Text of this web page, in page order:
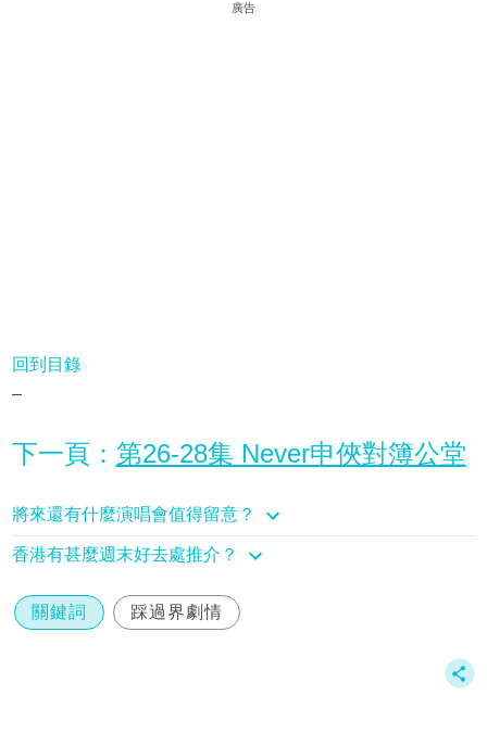
廣告
回到目錄
–
下一頁： 第26-28集 Never申俠對簿公堂
將來還有什麼演唱會值得留意？
香港有甚麼週末好去處推介？
關鍵詞 踩過界劇情